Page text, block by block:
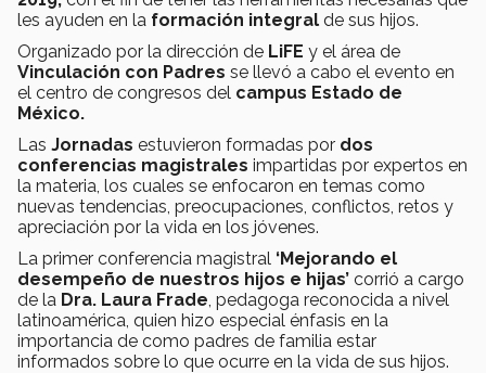
les ayuden en la formación integral de sus hijos.
Organizado por la dirección de LiFE y el área de
Vinculación con Padres se llevó a cabo el evento en
el centro de congresos del campus Estado de
México.
Las Jornadas estuvieron formadas por dos
conferencias magistrales impartidas por expertos en
la materia, los cuales se enfocaron en temas como
nuevas tendencias, preocupaciones, conflictos, retos y
apreciación por la vida en los jóvenes.
La primer conferencia magistral ‘Mejorando el
desempeño de nuestros hijos e hijas’ corrió a cargo
de la Dra. Laura Frade , pedagoga reconocida a nivel
latinoamérica, quien hizo especial énfasis en la
importancia de como padres de familia estar
informados sobre lo que ocurre en la vida de sus hijos.